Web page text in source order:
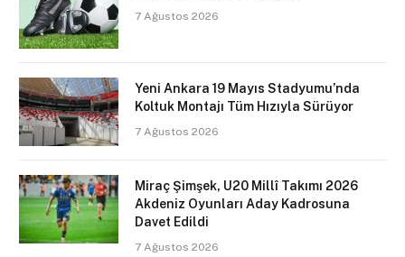
7 Ağustos 2026
Yeni Ankara 19 Mayıs Stadyumu’nda
Koltuk Montajı Tüm Hızıyla Sürüyor
7 Ağustos 2026
Miraç Şimşek, U20 Millî Takımı 2026
Akdeniz Oyunları Aday Kadrosuna
Davet Edildi
7 Ağustos 2026